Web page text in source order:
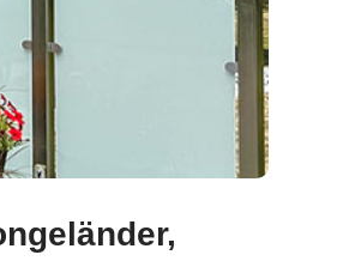
Sichtschutz.